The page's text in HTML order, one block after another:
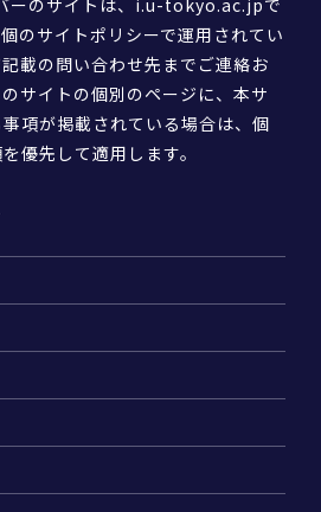
ーのサイトは、i.u-tokyo.ac.jpで
のサイトポリシーで運用されてい
載の問い合わせ先までご連絡お
サイトの個別のページに、本サ
項が掲載されている場合は、個
優先して適用します。